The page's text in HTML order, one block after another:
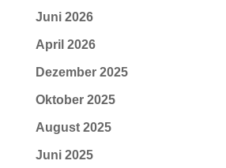
Juni 2026
April 2026
Dezember 2025
Oktober 2025
August 2025
Juni 2025